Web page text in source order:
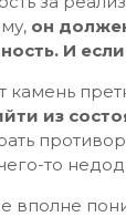
он
И
камень
из
то
вполне